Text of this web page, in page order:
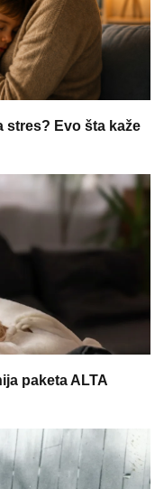
stres? Evo šta kaže
paketa ALTA